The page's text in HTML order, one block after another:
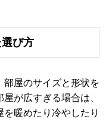
び方
部屋のサイズと形状を
が広すぎる場合は、
暖めたり冷やしたり